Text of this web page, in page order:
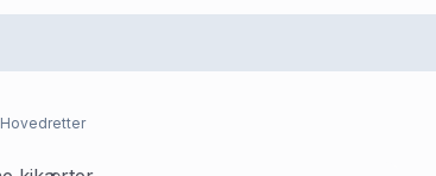
Hovedretter